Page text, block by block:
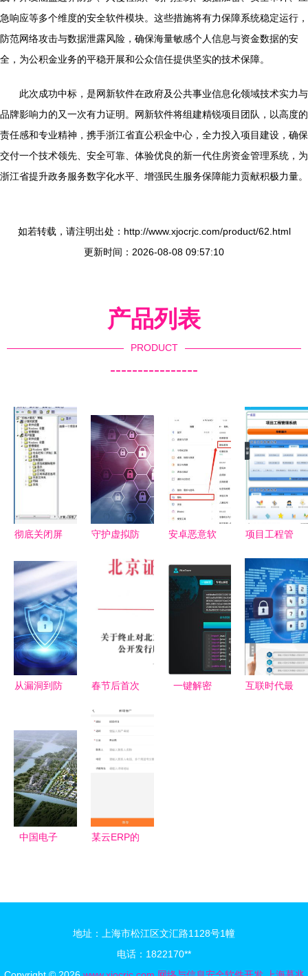
急响应等多个维度的安全软件模块。这些措施将有力保障系统稳定运行，
防范网络攻击与数据泄露风险，确保海量敏感个人信息与资金数据的安
全，为公积金业务的平稳开展和公众信任提供坚实的技术保障。
此次成功中标，是网新软件在政府及公共事业信息化领域技术实力与
品牌影响力的又一次有力证明。网新软件将组建精锐项目团队，以高度的
责任感和专业精神，携手浙江省直公积金中心，全力投入项目建设，确保
交付一个技术领先、安全可靠、体验优良的新一代住房资金管理系统，为
浙江省提升政务服务数字化水平、增强民生服务保障能力贡献积极力量。
如若转载，请注明出处：http://www.xjocrjc.com/product/62.html
更新时间：2026-08-08 09:57:10
产品列表
PRODUCT
----------------
彻底关闭屏
的方法避免
长时间不动
屏幕会生成
屏保
守护虚拟防
全与信息保
安卓恶意软
iOS的47倍
以上，国产
厂商如何应
项目工程管
免费下载指
南 多特软
件站提供安
卓最新版
v5.1.0及信
息安全保障
从漏洞到防
件开发的核
心与挑战
春节后首次
胶成功过
会，网络与
章
一键解密
互联时代最
中国电子
某云ERP的
量
地址：上海市松江区文汇路1128号1幢
电话：1822170**